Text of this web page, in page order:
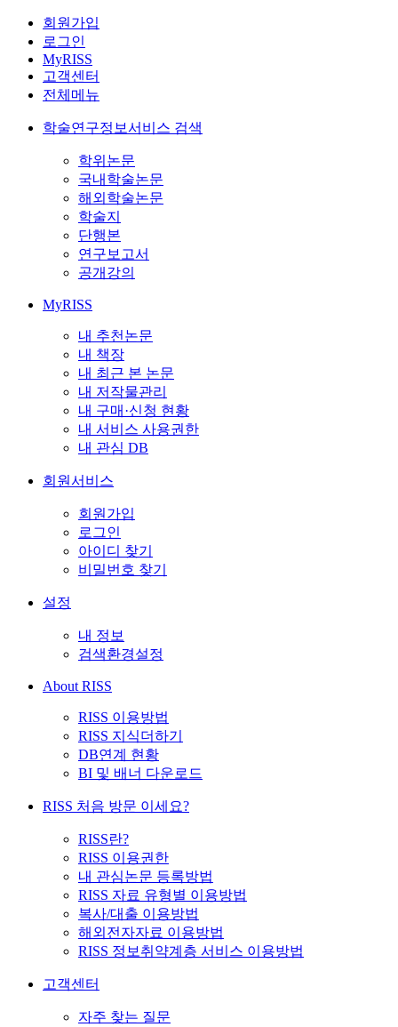
회원가입
로그인
MyRISS
고객센터
전체메뉴
학술연구정보서비스 검색
학위논문
국내학술논문
해외학술논문
학술지
단행본
연구보고서
공개강의
MyRISS
내 추천논문
내 책장
내 최근 본 논문
내 저작물관리
내 구매·신청 현황
내 서비스 사용권한
내 관심 DB
회원서비스
회원가입
로그인
아이디 찾기
비밀번호 찾기
설정
내 정보
검색환경설정
About RISS
RISS 이용방법
RISS 지식더하기
DB연계 현황
BI 및 배너 다운로드
RISS 처음 방문 이세요?
RISS란?
RISS 이용권한
내 관심논문 등록방법
RISS 자료 유형별 이용방법
복사/대출 이용방법
해외전자자료 이용방법
RISS 정보취약계층 서비스 이용방법
고객센터
자주 찾는 질문